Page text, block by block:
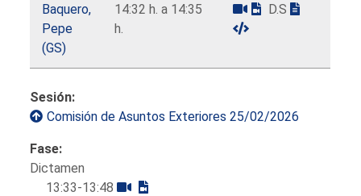
Baquero,
Pepe
(GS)
14:32 h. a 14:35
h.
D.S
Sesión:
Comisión de Asuntos Exteriores 25/02/2026
Fase:
Dictamen
13:33-13:48